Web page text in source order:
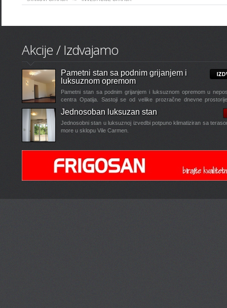
Akcije / Izdvajamo
Pametni stan sa podnim grijanjem i
luksuznom opremom
Pametni stan sa podnim grijanjem i luksuznom opremom u
centra Opatija. Sastoji se od velike prozračne dnevne
...
Jednosoban luksuzan stan
Jednosobni stan u luksuznoj izvedbi potpuno klimatiziran sa
more u sklopu Vile Carmen.
Villa Sylva vrhunac luksuza u Opatiji
Villa Sylva vrhunac luksuza u Opatiji
je u fazi realizacije, a sastoji se od tri zasebne stambene